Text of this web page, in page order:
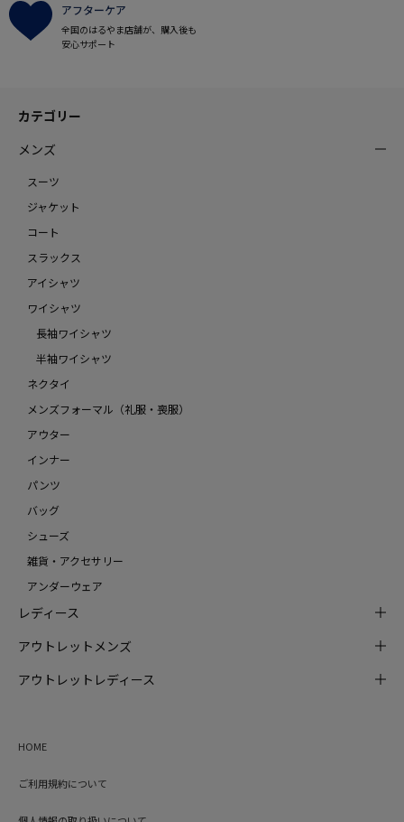
アフターケア
全国のはるやま店舗が、購入後も
安心サポート
カテゴリー
メンズ
スーツ
ジャケット
コート
スラックス
アイシャツ
ワイシャツ
長袖ワイシャツ
半袖ワイシャツ
ネクタイ
メンズフォーマル（礼服・喪服）
アウター
インナー
パンツ
バッグ
シューズ
雑貨・アクセサリー
アンダーウェア
レディース
アウトレットメンズ
アウトレットレディース
HOME
ご利用規約について